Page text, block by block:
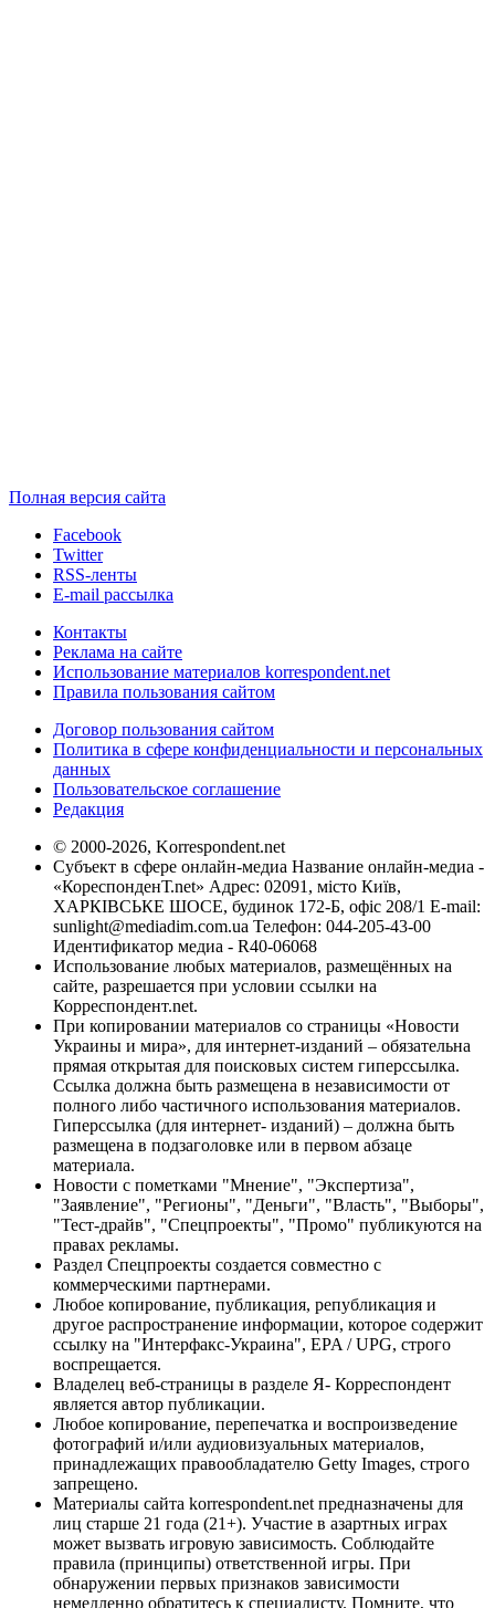
Полная версия сайта
Facebook
Twitter
RSS-ленты
E-mail рассылка
Контакты
Реклама на сайте
Использование материалов korrespondent.net
Правила пользования сайтом
Договор пользования сайтом
Политика в сфере конфиденциальности и персональных
данных
Пользовательское соглашение
Редакция
© 2000-2026, Korrespondent.net
Субъект в сфере онлайн-медиа Название онлайн-медиа -
«КореспонденТ.net» Адрес: 02091, місто Київ,
ХАРКІВСЬКЕ ШОСЕ, будинок 172-Б, офіс 208/1 E-mail:
sunlight@mediadim.com.ua Телефон: 044-205-43-00
Идентификатор медиа - R40-06068
Использование любых материалов, размещённых на
сайте, разрешается при условии ссылки на
Корреспондент.net.
При копировании материалов со страницы «Новости
Украины и мира», для интернет-изданий – обязательна
прямая открытая для поисковых систем гиперссылка.
Ссылка должна быть размещена в независимости от
полного либо частичного использования материалов.
Гиперссылка (для интернет- изданий) – должна быть
размещена в подзаголовке или в первом абзаце
материала.
Новости с пометками "Мнение", "Экспертиза",
"Заявление", "Регионы", "Деньги", "Власть", "Выборы",
"Тест-драйв", "Спецпроекты", "Промо" публикуются на
правах рекламы.
Раздел Спецпроекты создается совместно с
коммерческими партнерами.
Любое копирование, публикация, републикация и
другое распространение информации, которое содержит
ссылку на "Интерфакс-Украина", EPA / UPG, строго
воспрещается.
Владелец веб-страницы в разделе Я- Корреспондент
является автор публикации.
Любое копирование, перепечатка и воспроизведение
фотографий и/или аудиовизуальных материалов,
принадлежащих правообладателю Getty Images, строго
запрещено.
Материалы сайта korrespondent.net предназначены для
лиц старше 21 года (21+). Участие в азартных играх
может вызвать игровую зависимость. Соблюдайте
правила (принципы) ответственной игры. При
обнаружении первых признаков зависимости
немедленно обратитесь к специалисту. Помните, что